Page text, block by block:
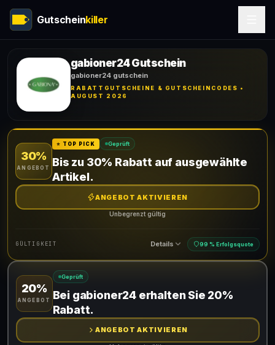
Gutscheinkiller
gabioner24 Gutschein
gabioner24 gutschein
RABATTGUTSCHEINE & GUTSCHEINCODES •
AUGUST 2026
30%
ANGEBOT
⭐ TOP PICK Geprüft
Bis zu 30% Rabatt auf ausgewählte
Artikel.
ANGEBOT AKTIVIEREN
Unbegrenzt gültig
GÜLTIGKEIT Details 99 % Erfolgsquote
Gültig für teilnehmende Produkte
20%
ANGEBOT
Geprüft
Bei gabioner24 erhalten Sie 20%
Rabatt.
ANGEBOT AKTIVIEREN